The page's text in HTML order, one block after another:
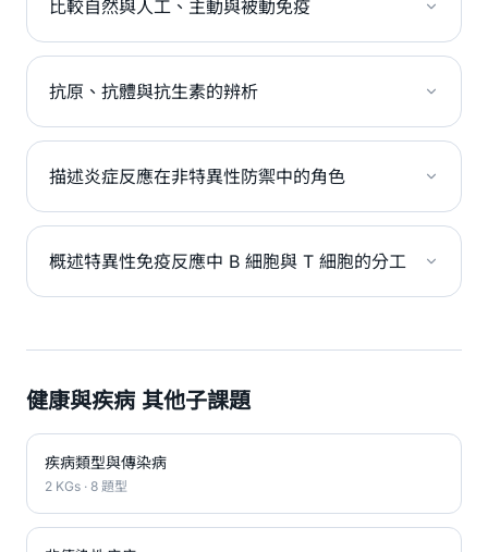
比較自然與人工、主動與被動免疫
抗原、抗體與抗生素的辨析
描述炎症反應在非特異性防禦中的角色
概述特異性免疫反應中 B 細胞與 T 細胞的分工
健康與疾病 其他子課題
疾病類型與傳染病
2 KGs · 8 題型